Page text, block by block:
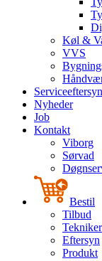
Køl &
VVS
Serviceeftersyn
Nyheder
Job
Kontakt
Viborg
Sørvad
Bestil
Tilbud
Tekniker
Eftersyn
Produkt